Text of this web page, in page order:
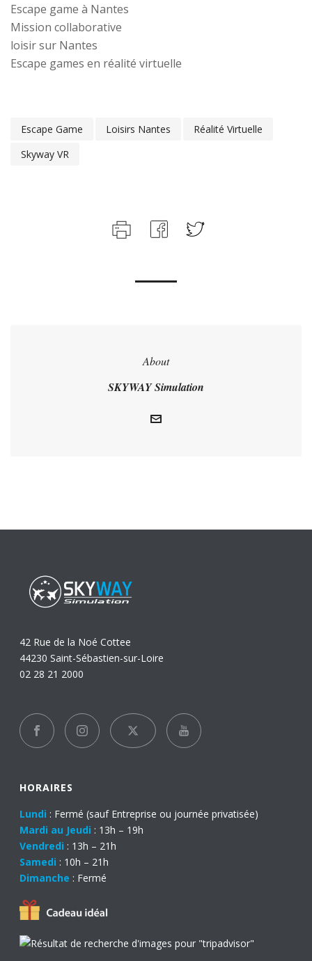
Escape game à Nantes
Mission collaborative
loisir sur Nantes
Escape games en réalité virtuelle
Escape Game Loisirs Nantes
Réalité Virtuelle
Skyway VR
About
SKYWAY Simulation
42 Rue de la Noé Cottee
44230 Saint-Sébastien-sur-Loire
02 28 21 2000
HORAIRES
Lundi : Fermé (sauf Entreprise ou journée privatisée)
Mardi au Jeudi : 13h – 19h
Vendredi : 13h – 21h
Samedi : 10h – 21h
Dimanche : Fermé